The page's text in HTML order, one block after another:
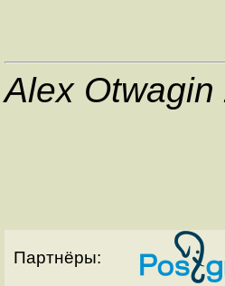
Alex
Партнёры: